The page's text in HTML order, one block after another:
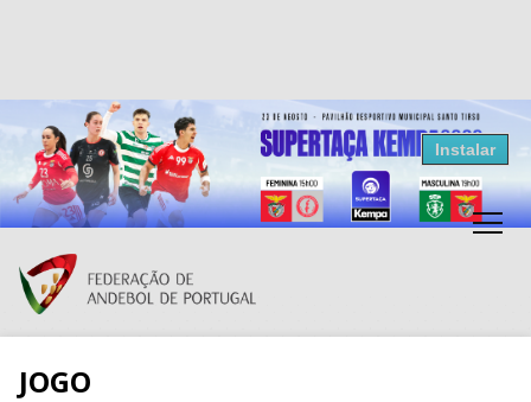
Resultados Andebol
Federação de Andebol de Portugal
Grátis - Disponivel na Play Store
Instalar
JOGO